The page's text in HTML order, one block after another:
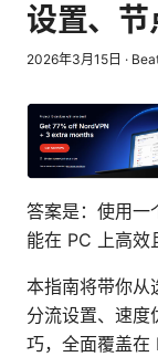
设置、
2026年3月15日 ·
答案是：使用一
能在 PC 上高效
本指南将带你从
分流设置、速度
巧，全面覆盖在